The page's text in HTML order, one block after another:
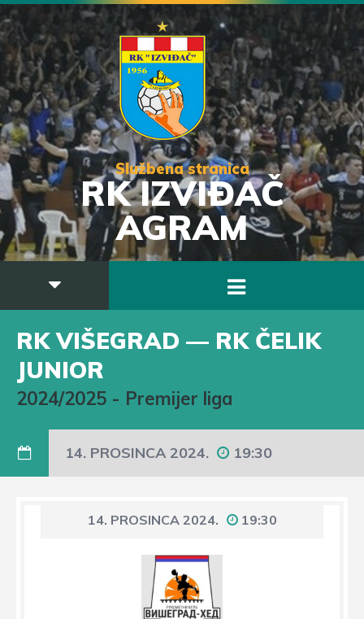
Službena stranica
RK IZVIĐAČ
AGRAM
RK VIŠEGRAD — RK ČELIK
JUNIOR
2024/2025 - Premijer liga
14. PROSINCA 2024. 19:30
14. PROSINCA 2024. 19:30